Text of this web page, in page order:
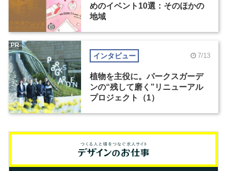
めのイベント10選：そのほかの
地域
インタビュー 7/13
植物を主役に。パークスガーデ
ンの“残して磨く”リニューアル
プロジェクト（1）
PR